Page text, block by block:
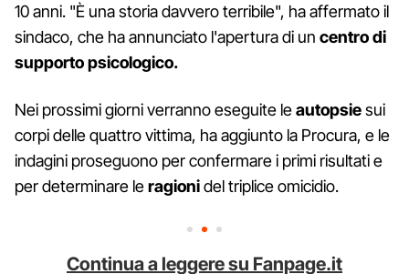
10 anni. "È una storia davvero terribile", ha affermato il
sindaco, che ha annunciato l'apertura di un centro di
supporto psicologico.
Nei prossimi giorni verranno eseguite leautopsiesui
corpi delle quattro vittima, ha aggiunto la Procura, e le
indagini proseguono per confermare i primi risultati e
per determinare leragionidel triplice omicidio.
Continua a leggere su Fanpage.it